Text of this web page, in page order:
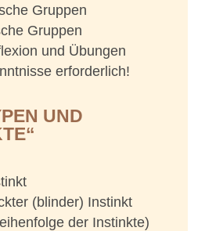
Gruppen
Gruppen
und Übungen
erforderlich!
UND
(blinder) Instinkt
der Instinkte)